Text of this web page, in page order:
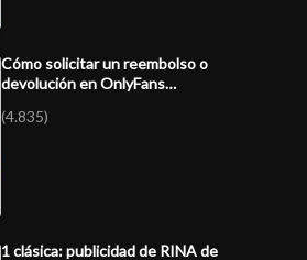
Cómo solicitar un reembolso o
devolución en OnlyFans…
(4.835)
1 clásica: publicidad de RINA de